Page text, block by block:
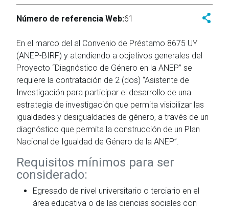
Número de referencia Web:61
En el marco del al Convenio de Préstamo 8675 UY
(ANEP-BIRF) y atendiendo a objetivos generales del
Proyecto “Diagnóstico de Género en la ANEP” se
requiere la contratación de 2 (dos) “Asistente de
Investigación para participar el desarrollo de una
estrategia de investigación que permita visibilizar las
igualdades y desigualdades de género, a través de un
diagnóstico que permita la construcción de un Plan
Nacional de Igualdad de Género de la ANEP”.
Requisitos mínimos para ser
considerado:
Egresado de nivel universitario o terciario en el
área educativa o de las ciencias sociales con